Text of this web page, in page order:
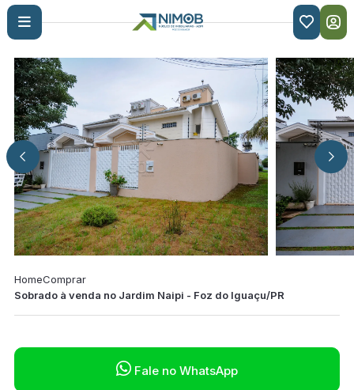

HomeComprar
Sobrado à venda no Jardim Naipi - Foz do Iguaçu/PR
 Fale no WhatsApp